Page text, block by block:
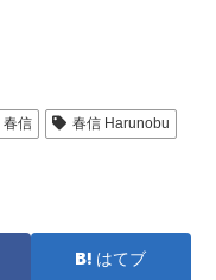
春信
春信 Harunobu
はてブ